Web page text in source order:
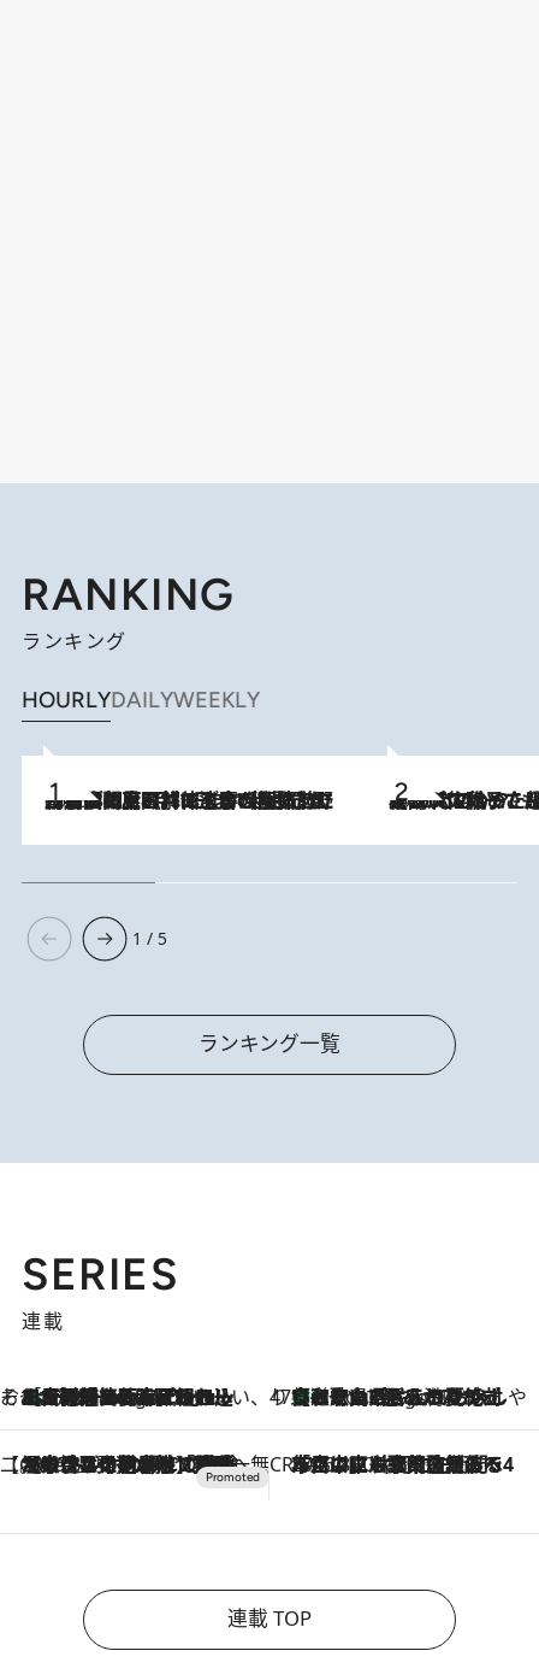
RANKING
ランキング
HOURLYDAILYWEEKLY
2026.8.8
「最後に見られてよかった」上野動物園の東園パンダ舎が解体前に特別公開。8月16日まで延長されたパネル展と共に辿る“半世紀”のパンダ飼育《解体工事の図面あり》 2026.8.5
【阿川佐和子さんの年とる力】なぜ70代で始めた趣味は“こんなに楽しい”のか？ ピアノ、俳句…スランプに陥っても続けられる“ある秘訣”とは
1 / 5
ランキング一覧
SERIES
連載
そおだよおこの関西おいしい、おやつ紀行
9 Hours Ago
［大阪府箕面市］一皿一皿目の前で仕上げられる、料理を巧みに組み込んだアシェットデセールコース「ミチル アシェット デセール（Michiru assiette dessert）」 47都道府県の手みやげ ひんやりスイーツで夏を満喫
9 Hours Ago
【和歌山県】この夏絶対食べたい 冷やしておいしいおやつ3選 みかんがごろっと丸ごと入ったジュレ
【CREA×星野リゾート】唯一無二。癒しと発見が待つ場所へ
2026.8.7
【トンボの足水浴】ヒノキの香りに包まれて涼感マックス！約13℃の湧水かけ流しを避暑地「星野温泉 トンボの湯」で体験 CREA'S CHOICE
2026.8.7
「立川にも歌舞伎があるんだよ」 片岡仁左衛門・市川中車ら豪華座組みで4年目の立川立飛歌舞伎へ
連載 TOP